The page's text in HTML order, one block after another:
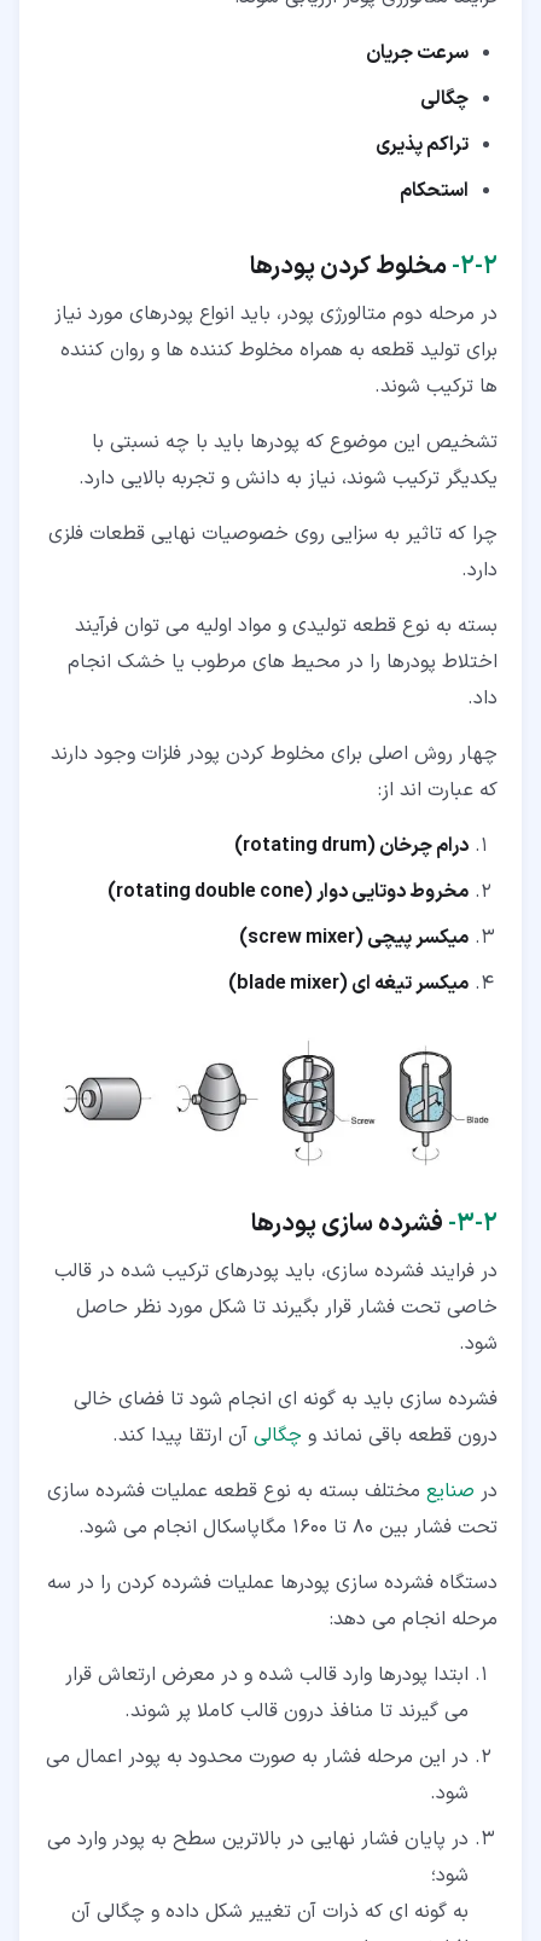
سرعت جریان
چگالی
تراکم پذیری
استحکام
۲‏-‏۲‏- مخلوط کردن پودرها
در مرحله دوم متالورژی پودر، باید انواع پودرهای مورد نیاز
برای تولید قطعه به همراه مخلوط کننده ها و روان کننده
ها ترکیب شوند.
تشخیص این موضوع که پودرها باید با چه نسبتی با
یکدیگر ترکیب شوند، نیاز به دانش و تجربه بالایی دارد.
چرا که تاثیر به سزایی روی خصوصیات نهایی قطعات فلزی
دارد.
بسته به نوع قطعه تولیدی و مواد اولیه می توان فرآیند
اختلاط پودرها را در محیط های مرطوب یا خشک انجام
داد.
چهار روش اصلی برای مخلوط کردن پودر فلزات وجود دارند
که عبارت اند از:
درام چرخان (rotating drum)
مخروط دوتایی دوار (rotating double cone)
میکسر پیچی (screw mixer)
میکسر تیغه ای (blade mixer)
۲‏-‏۳‏- فشرده سازی پودرها
در فرایند فشرده سازی، باید پودرهای ترکیب شده در قالب
خاصی تحت فشار قرار بگیرند تا شکل مورد نظر حاصل
شود.
فشرده سازی باید به گونه ای انجام شود تا فضای خالی
درون قطعه باقی نماند و چگالی آن ارتقا پیدا کند.
در صنایع مختلف بسته به نوع قطعه عملیات فشرده سازی
تحت فشار بین 80 تا 1600 مگاپاسکال انجام می شود.
دستگاه فشرده سازی پودرها عملیات فشرده کردن را در سه
مرحله انجام می دهد:
ابتدا پودرها وارد قالب شده و در معرض ارتعاش قرار
می گیرند تا منافذ درون قالب کاملا پر شوند.
در این مرحله فشار به صورت محدود به پودر اعمال می
شود.
در پایان فشار نهایی در بالاترین سطح به پودر وارد می
شود؛
به گونه ای که ذرات آن تغییر شکل داده و چگالی آن